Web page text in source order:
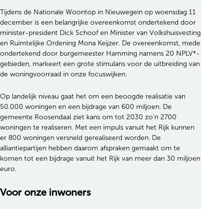
Tijdens de Nationale Woontop in Nieuwegein op woensdag 11
december is een belangrijke overeenkomst ondertekend door
minister-president Dick Schoof en Minister van Volkshuisvesting
en Ruimtelijke Ordening Mona Keijzer. De overeenkomst, mede
ondertekend door burgemeester Hamming namens 20 NPLV*-
gebieden, markeert een grote stimulans voor de uitbreiding van
de woningvoorraad in onze focuswijken.
Op landelijk niveau gaat het om een beoogde realisatie van
50.000 woningen en een bijdrage van 600 miljoen. De
gemeente Roosendaal ziet kans om tot 2030 zo’n 2700
woningen te realiseren. Met een impuls vanuit het Rijk kunnen
er 800 woningen versneld gerealiseerd worden. De
alliantiepartijen hebben daarom afspraken gemaakt om te
komen tot een bijdrage vanuit het Rijk van meer dan 30 miljoen
euro.
Voor onze inwoners